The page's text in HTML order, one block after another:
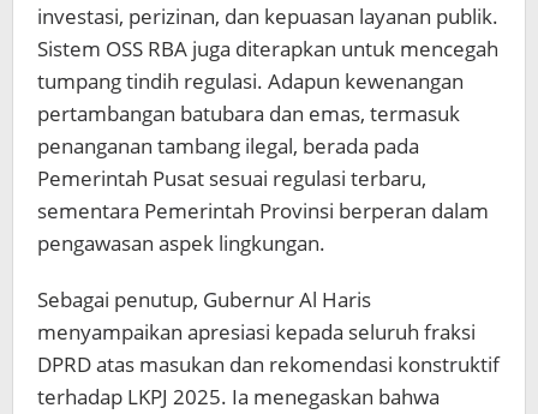
investasi, perizinan, dan kepuasan layanan publik.
Sistem OSS RBA juga diterapkan untuk mencegah
tumpang tindih regulasi. Adapun kewenangan
pertambangan batubara dan emas, termasuk
penanganan tambang ilegal, berada pada
Pemerintah Pusat sesuai regulasi terbaru,
sementara Pemerintah Provinsi berperan dalam
pengawasan aspek lingkungan.
Sebagai penutup, Gubernur Al Haris
menyampaikan apresiasi kepada seluruh fraksi
DPRD atas masukan dan rekomendasi konstruktif
terhadap LKPJ 2025. Ia menegaskan bahwa